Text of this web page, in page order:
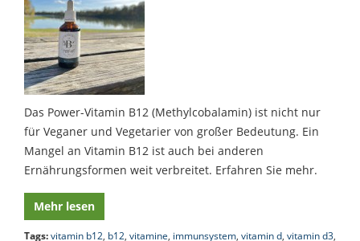
Das Power-Vitamin B12 (Methylcobalamin) ist nicht nur
für Veganer und Vegetarier von großer Bedeutung. Ein
Mangel an Vitamin B12 ist auch bei anderen
Ernährungsformen weit verbreitet. Erfahren Sie mehr.
Mehr lesen
Tags:vitamin b12, b12, vitamine, immunsystem, vitamin d, vitamin d3,